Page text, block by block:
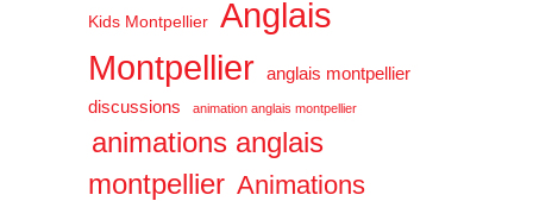
Kids Montpellier
Anglais
Montpellier
anglais montpellier
discussions
animation anglais montpellier
animations anglais
montpellier Animations